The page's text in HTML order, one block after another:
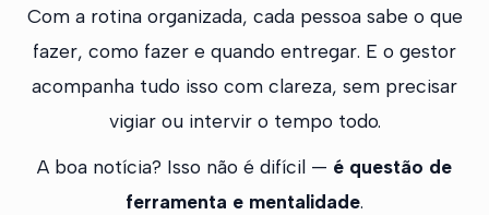
Com a rotina organizada, cada pessoa sabe o que
fazer, como fazer e quando entregar. E o gestor
acompanha tudo isso com clareza, sem precisar
vigiar ou intervir o tempo todo.
A boa notícia? Isso não é difícil — é questão de
ferramenta e mentalidade.